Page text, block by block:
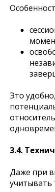
Это
3.4.
Даже при
учитывать